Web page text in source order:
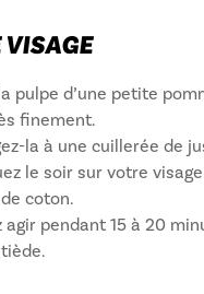
VISAGE
pulpe d’une petite
finement.
la à une cuillerée de
le soir sur votre visage
coton.
agir pendant 15 à 20